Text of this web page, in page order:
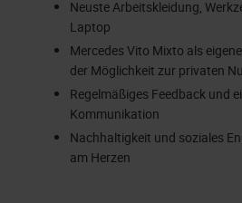
Neuste Arbeitskleidung,
Laptop
Mercedes Vito Mixto als
der Möglichkeit zur privaten
Regelmäßiges Feedback und
Kommunikation
Nachhaltigkeit und soziales
am Herzen